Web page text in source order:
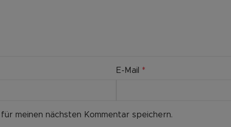
E-Mail *
meinen nächsten Kommentar speichern.